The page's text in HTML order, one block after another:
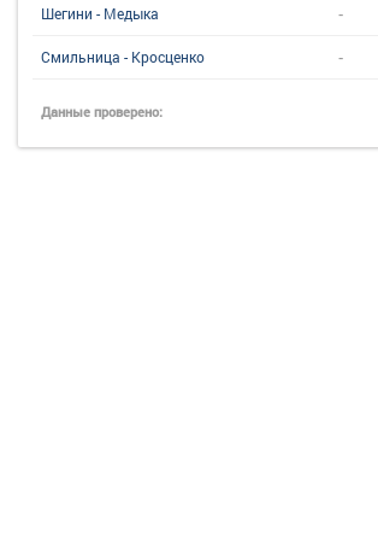
Шегини - Медыка -
Смильница - Кросценко -
Данные проверено: